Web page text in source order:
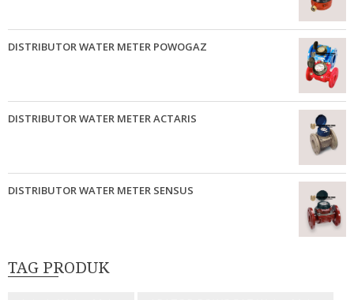
DISTRIBUTOR WATER METER POWOGAZ
DISTRIBUTOR WATER METER ACTARIS
DISTRIBUTOR WATER METER SENSUS
TAG PRODUK